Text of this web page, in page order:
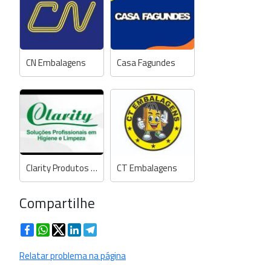
CN Embalagens Casa Fagundes
Clarity Produtos de Limpeza CT Embalagens
Compartilhe
FacebookWhatsApp
TwitterLinkedIn
Relatar problema na página